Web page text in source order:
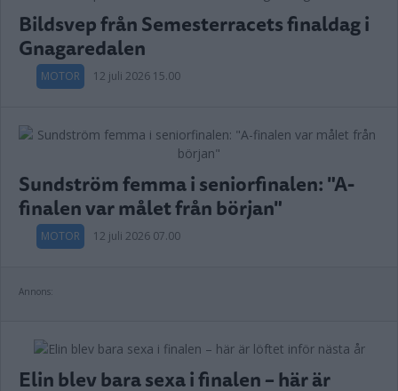
Bildsvep från Semesterracets finaldag i
Gnagaredalen
MOTOR 12 juli 2026 15.00
Sundström femma i seniorfinalen: "A-
finalen var målet från början"
MOTOR 12 juli 2026 07.00
Annons:
Elin blev bara sexa i finalen – här är